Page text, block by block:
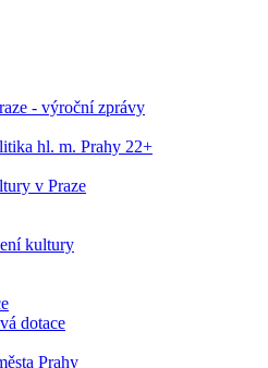
- výroční zprávy
hl. m. Prahy 22+
v Praze
kultury
dotace
Prahy